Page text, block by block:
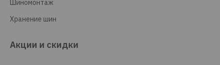
Шиномонтаж
Хранение шин
Акции и скидки